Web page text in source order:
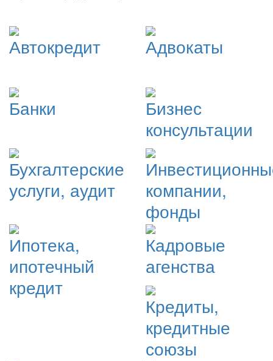
Автокредит Адвокаты
Банки
Бизнес
консультации
Бухгалтерские
услуги, аудит
компании,
фонды
Ипотека,
ипотечный
кредит
Кадровые
агенства
Кредиты,
кредитные
союзы